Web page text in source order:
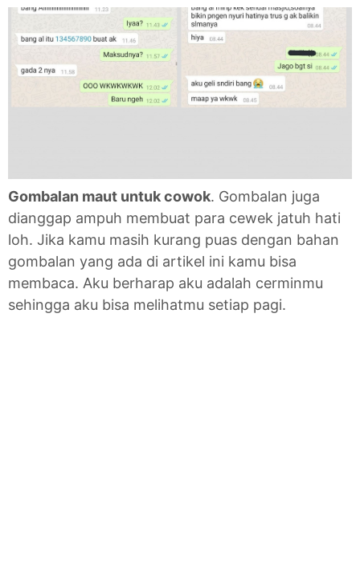
Gombalan maut untuk cowok. Gombalan juga
dianggap ampuh membuat para cewek jatuh hati
loh. Jika kamu masih kurang puas dengan bahan
gombalan yang ada di artikel ini kamu bisa
membaca. Aku berharap aku adalah cerminmu
sehingga aku bisa melihatmu setiap pagi.